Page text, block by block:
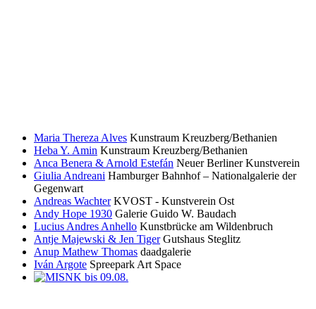
Maria Thereza Alves Kunstraum Kreuzberg/Bethanien
Heba Y. Amin Kunstraum Kreuzberg/Bethanien
Anca Benera & Arnold Estefán Neuer Berliner Kunstverein
Giulia Andreani Hamburger Bahnhof – Nationalgalerie der
Gegenwart
Andreas Wachter KVOST - Kunstverein Ost
Andy Hope 1930 Galerie Guido W. Baudach
Lucius Andres Anhello Kunstbrücke am Wildenbruch
Antje Majewski & Jen Tiger Gutshaus Steglitz
Anup Mathew Thomas daadgalerie
Iván Argote Spreepark Art Space